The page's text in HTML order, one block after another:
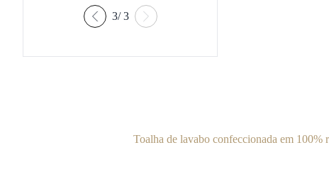
3/3
Toalha de lavabo confeccionada em